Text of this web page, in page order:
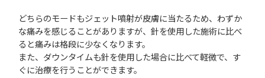
どちらのモードもジェット噴射が皮膚に当たるため、わずか
な痛みを感じることがありますが、針を使用した施術に比べ
ると痛みは格段に少なくなります。
また、ダウンタイムも針を使用した場合に比べて軽微で、す
ぐに治療を行うことができます。